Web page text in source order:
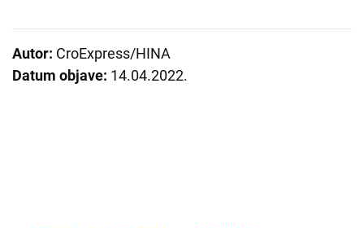
Autor: CroExpress/HINA
Datum objave: 14.04.2022.